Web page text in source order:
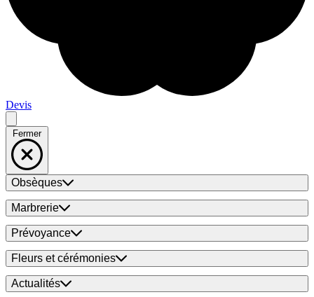
Devis
Fermer
Obsèques
Marbrerie
Prévoyance
Fleurs et cérémonies
Actualités